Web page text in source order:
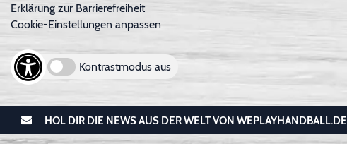
Erklärung zur Barrierefreiheit
Cookie-Einstellungen anpassen
Kontrastmodus aus
HOL DIR DIE NEWS AUS DER WELT VON WEPLAYHANDBALL.DE